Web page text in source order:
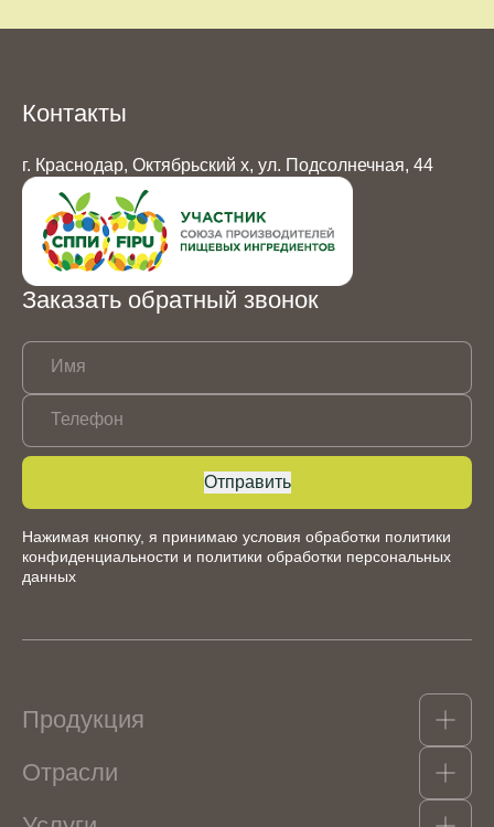
Контакты
г. Краснодар, Октябрьский х, ул. Подсолнечная, 44
Заказать обратный звонок
Имя
Телефон
Отправить
Нажимая кнопку, я принимаю условия обработки политики
конфиденциальности и политики обработки персональных
данных
Продукция
Какао-продукты
Гидроколлоиды, структурообразователи и
Отрасли